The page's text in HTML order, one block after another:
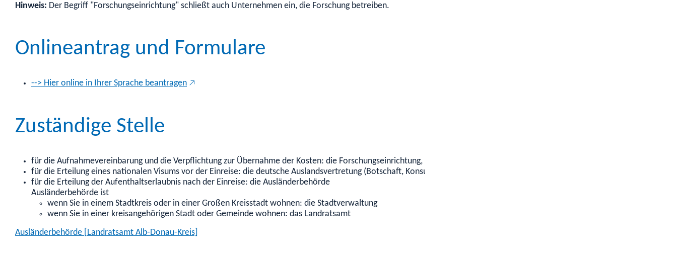
Hinweis: Der Begriff "Forschungseinrichtung" schließt auch Unternehmen ein, die Forschung betreiben.
Onlineantrag und Formulare
--> Hier online in Ihrer Sprache beantragen
Zuständige Stelle
für die Aufnahmevereinbarung und die Verpflichtung zur Übernahme der Kosten: die Forschungseinrichtung, bei der Sie wissenschaftlich arbeiten wollen
für die Erteilung eines nationalen Visums vor der Einreise: die deutsche Auslandsvertretung (Botschaft, Konsulat)
für die Erteilung der Aufenthaltserlaubnis nach der Einreise: die Ausländerbehörde
Ausländerbehörde ist
wenn Sie in einem Stadtkreis oder in einer Großen Kreisstadt wohnen: die Stadtverwaltung
wenn Sie in einer kreisangehörigen Stadt oder Gemeinde wohnen: das Landratsamt
Ausländerbehörde [Landratsamt Alb-Donau-Kreis]